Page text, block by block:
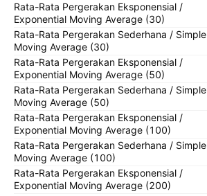
Rata-Rata Pergerakan Eksponensial /
Exponential Moving Average (30)
Rata-Rata Pergerakan Sederhana / Simple
Moving Average (30)
Rata-Rata Pergerakan Eksponensial /
Exponential Moving Average (50)
Rata-Rata Pergerakan Sederhana / Simple
Moving Average (50)
Rata-Rata Pergerakan Eksponensial /
Exponential Moving Average (100)
Rata-Rata Pergerakan Sederhana / Simple
Moving Average (100)
Rata-Rata Pergerakan Eksponensial /
Exponential Moving Average (200)